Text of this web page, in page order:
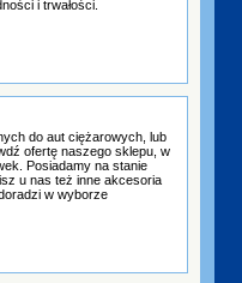
i trwałości.
do aut ciężarowych, lub
ofertę naszego sklepu, w
Posiadamy na stanie
u nas też inne akcesoria
w wyborze